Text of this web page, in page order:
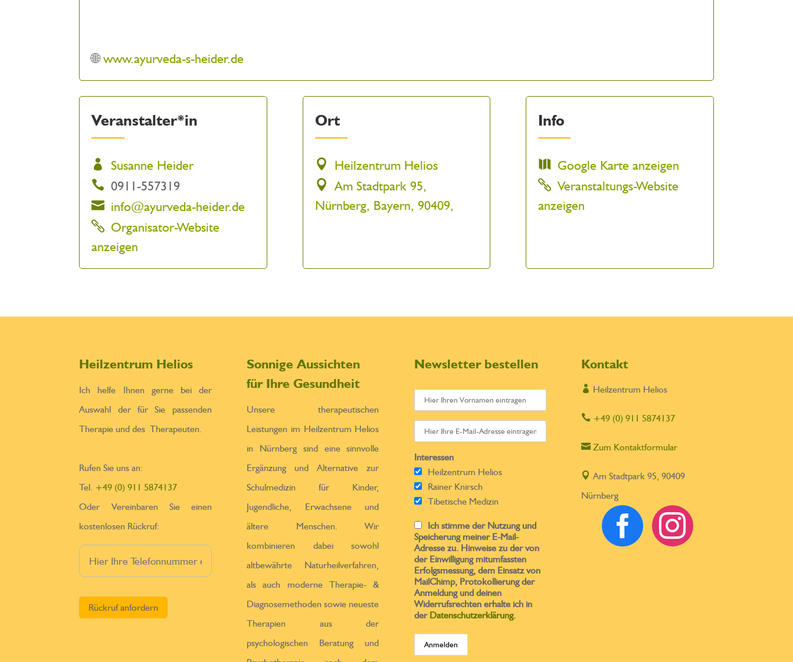
🌐www.ayurveda-s-heider.de
Veranstalter*in
Susanne Heider
0911-557319
info@ayurveda-heider.de
Organisator-Website
anzeigen
Ort
Heilzentrum Helios
Am Stadtpark 95,
Nürnberg, Bayern, 90409,
Info
Google Karte anzeigen
Veranstaltungs-Website
anzeigen
Heilzentrum Helios
Ich helfe Ihnen gerne bei der
Auswahl der für Sie passenden
Therapie und des Therapeuten.
Rufen Sie uns an:
Tel. +49 (0) 911 5874137
Oder Vereinbaren Sie einen
kostenlosen Rückruf:
Sonnige Aussichten
für Ihre Gesundheit
Unsere therapeutischen
Leistungen im Heilzentrum Helios
in Nürnberg sind eine sinnvolle
Ergänzung und Alternative zur
Schulmedizin für Kinder,
Jugendliche, Erwachsene und
ältere Menschen. Wir
kombinieren dabei sowohl
altbewährte Naturheilverfahren,
als auch moderne Therapie- &
Diagnosemethoden sowie neueste
Therapien aus der
psychologischen Beratung und
Newsletter bestellen
Interessen
Heilzentrum Helios
Rainer Knirsch
Tibetische Medizin
Ich stimme der Nutzung und
Speicherung meiner E-Mail-
Adresse zu. Hinweise zu der von
der Einwilligung mitumfassten
Erfolgsmessung, dem Einsatz von
MailChimp, Protokollierung der
Anmeldung und deinen
Widerrufsrechten erhalte ich in
der Datenschutzerklärung.
Kontakt
 Heilzentrum Helios
 +49 (0) 911 5874137
 Zum Kontaktformular
 Am Stadtpark 95, 90409
Nürnberg
 